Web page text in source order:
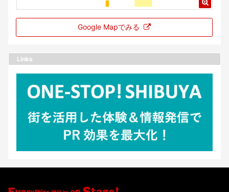
Google Mapでみる
Links